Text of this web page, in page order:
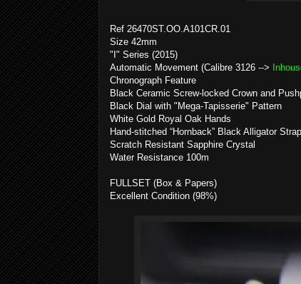
Ref 26470ST.OO.A101CR.01
Size 42mm
"I" Series (2015)
Automatic Movement (Calibre 3126 -->
Chronograph Feature
Black Ceramic Screw-locked Crown and
Black Dial with "Mega-Tapisserie" Pattern
White Gold Royal Oak Hands
Hand-stitched “Hornback” Black Alligator Strap
Scratch Resistant Sapphire Crystal
Water Resistance 100m
FULLSET (Box & Papers)
Excellent Condition (98%)